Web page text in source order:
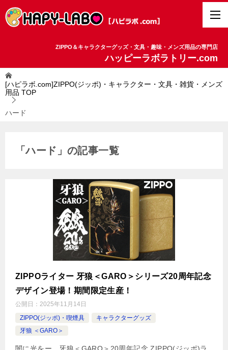
ZIPPO＆キャラクターグッズ・文具・趣味・メンズ用品の専門店
ハッピーラボラトリー.com
[ハピラボ.com]ZIPPO(ジッポ)・キャラクター・文具・雑貨・メンズ
用品 TOP
ハード
「ハード」の記事一覧
ZIPPOライター 牙狼＜GARO＞シリーズ20周年記念
デザイン登場！期間限定生産！
公開日： 2025年11月14日
ZIPPO(ジッポ)・喫煙具
キャラクターグッズ
牙狼 ＜GARO＞